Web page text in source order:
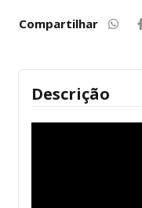
Compartilhar
Descrição